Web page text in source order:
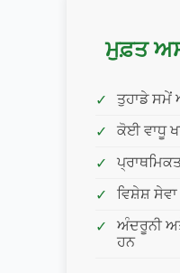
ਮੁਫ਼ਤ
ਤੁਹਾਡੇ ਸਮੇਂ
ਕੋਈ ਵਾਧੂ
ਵਿਸ਼ੇਸ਼
ਅੰਦਰੂਨੀ
ਹਨ